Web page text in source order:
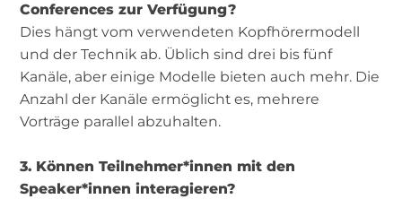
Conferences zur Verfügung?
Dies hängt vom verwendeten Kopfhörermodell
und der Technik ab. Üblich sind drei bis fünf
Kanäle, aber einige Modelle bieten auch mehr. Die
Anzahl der Kanäle ermöglicht es, mehrere
Vorträge parallel abzuhalten.
3. Können Teilnehmer*innen mit den
Speaker*innen interagieren?